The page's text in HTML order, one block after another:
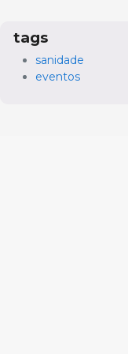
tags
sanidade
eventos